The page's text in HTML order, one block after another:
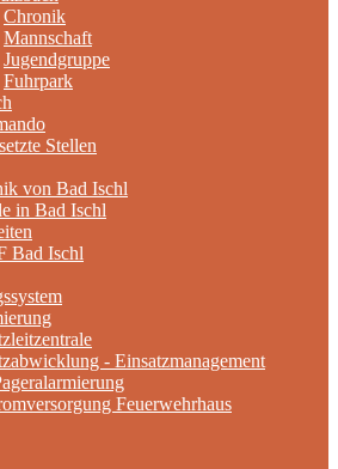
Chronik
Mannschaft
Jugendgruppe
Fuhrpark
Stellen
von Bad Ischl
in Bad Ischl
Bad Ischl
- Einsatzmanagement
Feuerwehrhaus